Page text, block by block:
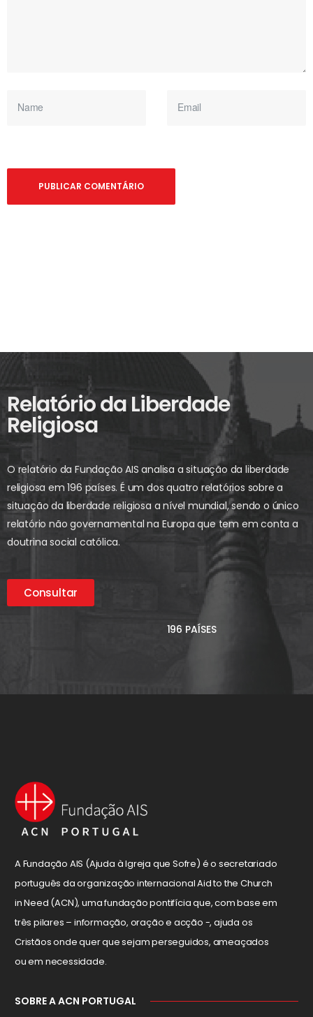
Relatório da Liberdade
Religiosa
O relatório da Fundação AIS analisa a situação da liberdade
religiosa em 196 países. É um dos quatro relatórios sobre a
situação da liberdade religiosa a nível mundial, sendo o único
relatório não governamental na Europa que tem em conta a
doutrina social católica.
Consultar
196 PAÍSES
A Fundação AIS (Ajuda à Igreja que Sofre) é o secretariado
português da organização internacional Aid to the Church
in Need (ACN), uma fundação pontifícia que, com base em
três pilares – informação, oração e acção -, ajuda os
Cristãos onde quer que sejam perseguidos, ameaçados
ou em necessidade.
SOBRE A ACN PORTUGAL